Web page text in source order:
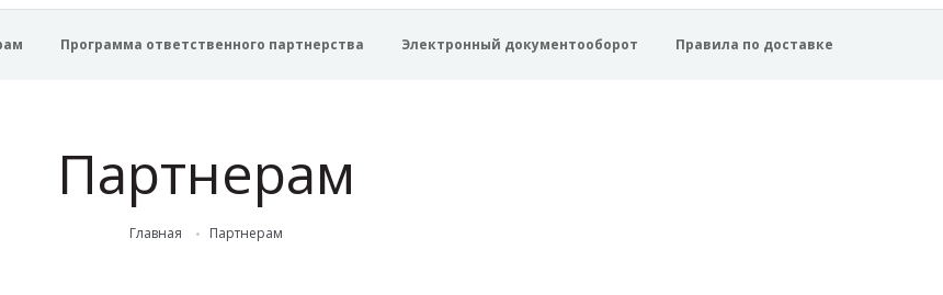
Программа ответственного партнерства Электронный документооборот Правила по доставке
Партнерам
Главная Партнерам